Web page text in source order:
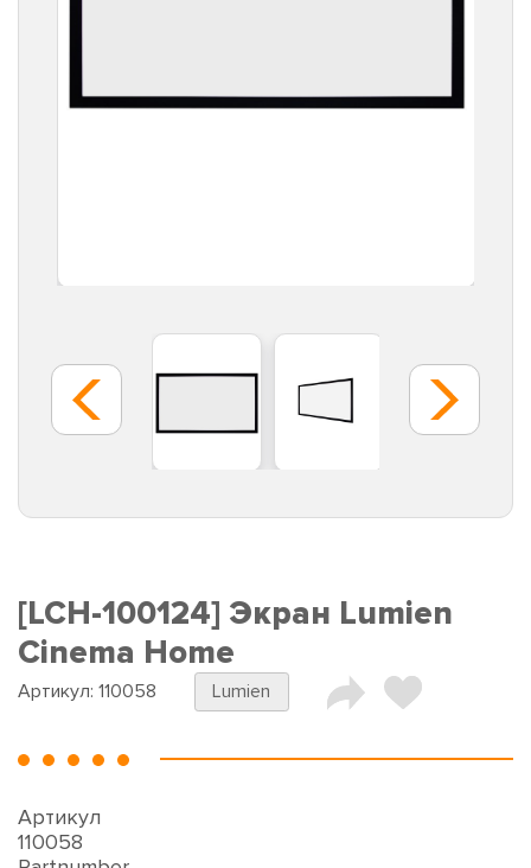
[LCH-100124] Экран Lumien
Cinema Home
Артикул: 110058 Lumien
Артикул
110058